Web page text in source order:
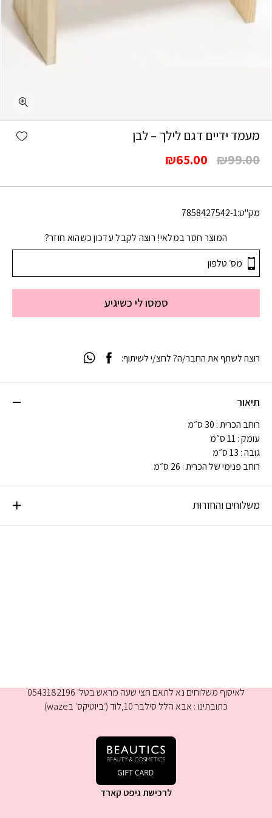
מעמד ידיים דגם לילך – לבן
₪99.00
המחיר
היה:
₪99.00.
₪65.00
המחיר
הוא:
מק"ט:7858427542-1
המוצר חסר במלאי! רוצה לקבל עדכון כשהוא חוזר?
סמסו לי כשיגיע
תיאור
רוחב הכרית : 30 ס״מ
עומק : 11 ס״מ
גובה : 13 ס״מ
רוחב פנימי של הכרית : 26 ס״מ
משלוחים והחזרות
רוצה לשתף את החבר/ה? לחצ/י לשיתוף:
לאיסוף משלוחים נא לתאם חצי שעה מראש בטל' 0543182196
כתובתינו : אבא הלל סילבר 10,לוד (׳ביוטיקס׳ בwaze)
לרכישת גיפט קארד